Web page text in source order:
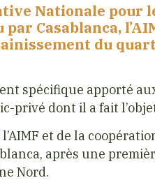
Nationale pour
Casablanca,
du
spécifique apporté
privé dont il a fait
et de la
après une
Nord.